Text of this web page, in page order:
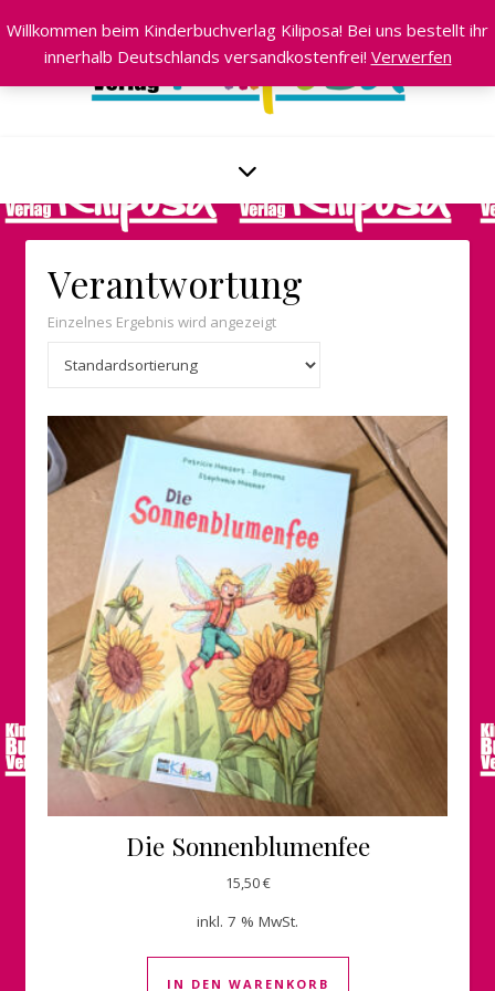
Willkommen beim Kinderbuchverlag Kiliposa! Bei uns bestellt ihr
innerhalb Deutschlands versandkostenfrei! Verwerfen
Verantwortung
Einzelnes Ergebnis wird angezeigt
Die Sonnenblumenfee
15,50€
inkl. 7 % MwSt.
IN DEN WARENKORB